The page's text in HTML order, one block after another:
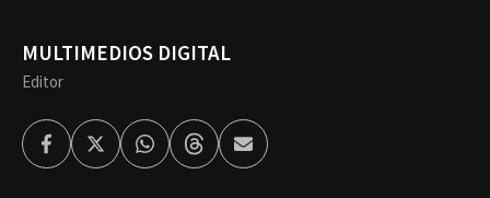
MULTIMEDIOS DIGITAL
Editor
FacebookTwitterWhatsappThreadsEnviar
por